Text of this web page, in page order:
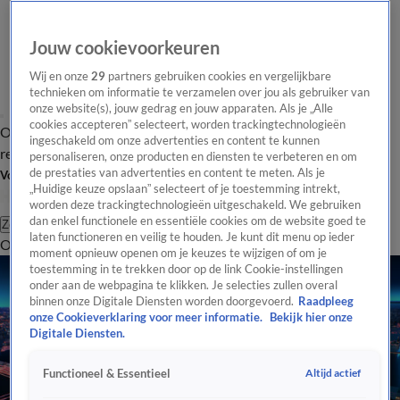
Overzicht Laatste nieuws Regionieuws Het beste van Hart
Tip de
redactie
Volg Hart van Nederland
Zoeken
OverzichtRegioUitzendingenWeerTip de redactiePanelVideo's
Jouw cookievoorkeuren
Wij en onze29 partners gebruiken cookies en vergelijkbare
technieken om informatie te verzamelen over jou als gebruiker van
onze website(s), jouw gedrag en jouw apparaten. Als je „Alle
cookies accepteren” selecteert, worden trackingtechnologieën
ingeschakeld om onze advertenties en content te kunnen
personaliseren, onze producten en diensten te verbeteren en om
de prestaties van advertenties en content te meten. Als je
„Huidige keuze opslaan” selecteert of je toestemming intrekt,
worden deze trackingtechnologieën uitgeschakeld. We gebruiken
dan enkel functionele en essentiële cookies om de website goed te
laten functioneren en veilig te houden. Je kunt dit menu op ieder
moment opnieuw openen om je keuzes te wijzigen of om je
toestemming in te trekken door op de link Cookie-instellingen
onder aan de webpagina te klikken. Je selecties zullen overal
binnen onze Digitale Diensten worden doorgevoerd. Raadpleeg
onze Cookieverklaring voor meer informatie.
Bekijk hier onze
Digitale Diensten.
Functioneel & Essentieel Altijd actief